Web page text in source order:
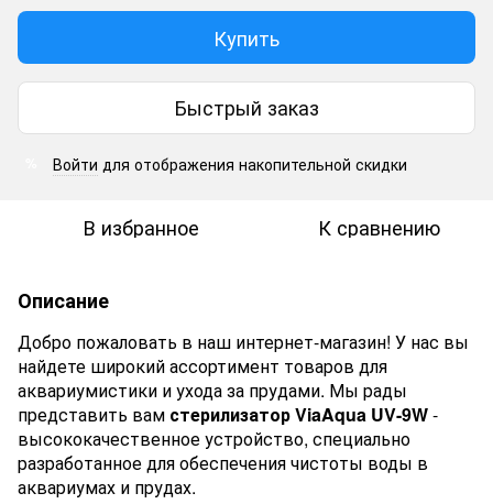
Купить
Быстрый заказ
Войти для отображения накопительной скидки
В избранное К сравнению
Описание
Добро пожаловать в наш интернет-магазин! У нас вы
найдете широкий ассортимент товаров для
аквариумистики и ухода за прудами. Мы рады
представить вам стерилизатор ViaAqua UV-9W-
высококачественное устройство, специально
разработанное для обеспечения чистоты воды в
аквариумах и прудах.